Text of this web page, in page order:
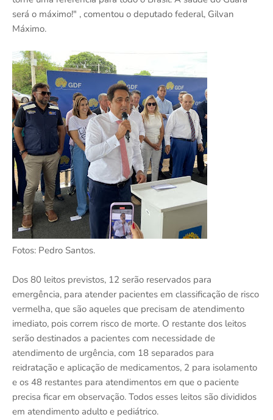
será o máximo!" , comentou o deputado federal, Gilvan
Máximo.
Fotos: Pedro Santos.
Dos 80 leitos previstos, 12 serão reservados para
emergência, para atender pacientes em classificação de risco
vermelha, que são aqueles que precisam de atendimento
imediato, pois correm risco de morte. O restante dos leitos
serão destinados a pacientes com necessidade de
atendimento de urgência, com 18 separados para
reidratação e aplicação de medicamentos, 2 para isolamento
e os 48 restantes para atendimentos em que o paciente
precisa ficar em observação. Todos esses leitos são divididos
em atendimento adulto e pediátrico.